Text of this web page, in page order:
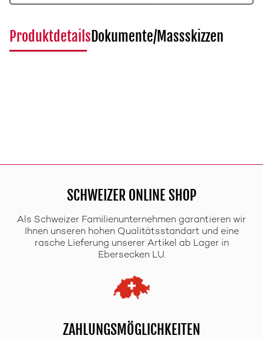
ProduktdetailsDokumente/Massskizzen
SCHWEIZER ONLINE SHOP
Als Schweizer Familienunternehmen garantieren wir
Ihnen unseren hohen Qualitätsstandart und eine
rasche Lieferung unserer Artikel ab Lager in
Ebersecken LU.
ZAHLUNGSMÖGLICHKEITEN